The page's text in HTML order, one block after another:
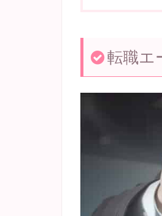
転職エ